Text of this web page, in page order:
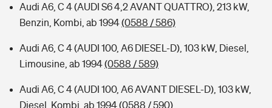
Audi A6, C 4 (AUDI S6 4,2 AVANT QUATTRO), 213 kW,
Benzin, Kombi, ab 1994(0588 / 586)
Audi A6, C 4 (AUDI 100, A6 DIESEL-D), 103 kW, Diesel,
Limousine, ab 1994(0588 / 589)
Audi A6, C 4 (AUDI 100, A6 AVANT DIESEL-D), 103 kW,
Diesel, Kombi, ab 1994(0588 / 590)